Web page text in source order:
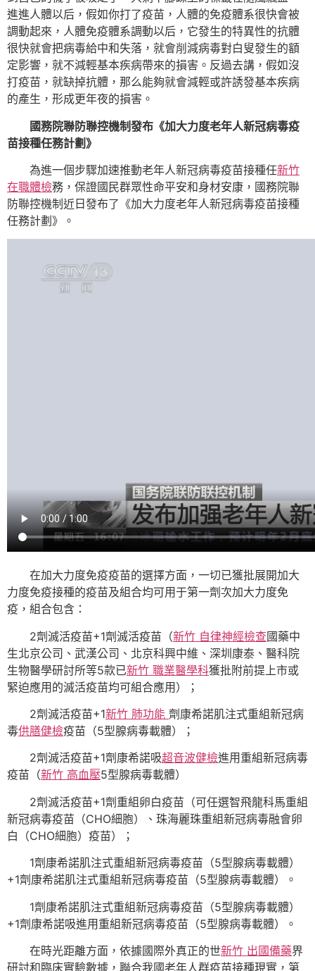
進進人體以后，假如你打了疫苗，人體的免疫體系很快會被
調動起來，人體免疫體系調動以后，它發生的特異性的抗體
很快就會把病毒給中和失落，就會削減病毒對白叟發生的額
定影響，就不減輕基本疾病帶來的損害。反過去講，假如沒
打疫苗，就缺掉抗體，那么能夠就會減輕或許誘發基本疾病
的產生，形成更年夜的損害。
國務院聯防聯控機制發布《加大力度老年人新冠病毒疫
苗接種任務計劃》
為進一個步驟加速推動老年人新冠病毒疫苗接種任新竹
在職體檢務，保證國民群眾性命平安和身材安康，國務院聯
防聯控機制近日發布了《加大力度老年人新冠病毒疫苗接種
任務計劃》。
在加大力度免疫疫苗的選擇方面，一切已獲批展開加大
力度免疫接種的疫苗及組合均可用于第一劑次加大力度免
疫，組合包含：
2劑滅活疫苗+1劑滅活疫苗（新竹 自律神經檢查國藥中
生北京公司、武漢公司、北京科興中維、深圳康泰、醫科院
生物醫學研討所等5款已新竹 職業醫學科獲批附前提上市或
緊迫應用的滅活疫苗均可組合應用）；
2劑滅活疫苗+1新竹 肺功能 劑康希諾肌注式重組新冠病
毒供膳健檢疫苗（5型腺病毒載體）；
2劑滅活疫苗+1劑康希諾吸超音波健檢進用重組新冠病毒
疫苗（新竹 高血壓5型腺病毒載體）
2劑滅活疫苗+1劑重組卵白疫苗（可任選智飛龍科馬重組
新冠病毒疫苗（CHO細胞）、珠海麗珠重組新冠病毒融會卵
白（CHO細胞）疫苗）；
1劑康希諾肌注式重組新冠病毒疫苗（5型腺病毒載體）
+1劑康希諾肌注式重組新冠病毒疫苗（5型腺病毒載體）。
1劑康希諾肌注式重組新冠病毒疫苗（5型腺病毒載體）
+1劑康希諾吸進用重組新冠病毒疫苗（5型腺病毒載體）。
在時光距離方面，依據國際外真正的世新竹 出國備藥界
研討和臨床實驗數據，聯合我國老年人群疫苗接種現實，第